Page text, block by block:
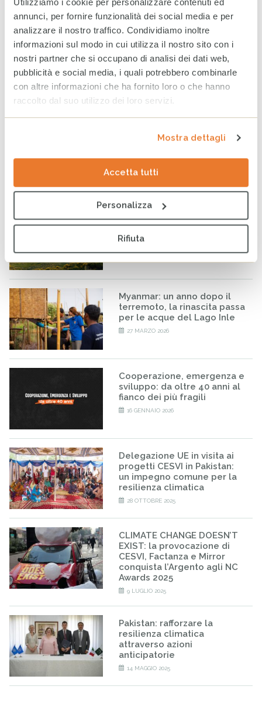
Utilizziamo i cookie per personalizzare contenuti ed
annunci, per fornire funzionalità dei social media e per
analizzare il nostro traffico. Condividiamo inoltre
informazioni sul modo in cui utilizza il nostro sito con i
nostri partner che si occupano di analisi dei dati web,
pubblicità e social media, i quali potrebbero combinarle
con altre informazioni che ha fornito loro o che hanno
raccolto dal suo utilizzo dei loro servizi.
Mostra dettagli
Accetta tutti
Personalizza
Rifiuta
ARTICOLI CORRELATI
Earth Overshoot Day: la data
che ci ricorda il nostro
debito con la Terra
30 LUGLIO 2026
Borena, il costo umano
22 LUGLIO 2026
Albania: CESVI e LifeGate
raccontano la Vjosa, l’ultimo
fiume selvaggio d’Europa
9 LUGLIO 2026
Myanmar: un anno dopo il
terremoto, la rinascita passa
per le acque del Lago Inle
27 MARZO 2026
Cooperazione, emergenza e
sviluppo: da oltre 40 anni al
fianco dei più fragili
16 GENNAIO 2026
Delegazione UE in visita ai
progetti CESVI in Pakistan:
un impegno comune per la
resilienza climatica
28 OTTOBRE 2025
CLIMATE CHANGE DOESN’T
EXIST: la provocazione di
CESVI, Factanza e Mirror
conquista l’Argento agli NC
Awards 2025
9 LUGLIO 2025
Pakistan: rafforzare la
resilienza climatica
attraverso azioni
anticipatorie
14 MAGGIO 2025